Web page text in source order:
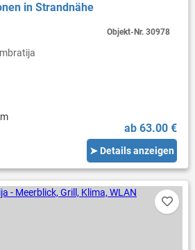
in Strandnähe
ab 63.00 €
➤ Details anzeigen
Objekt-Nr.30978